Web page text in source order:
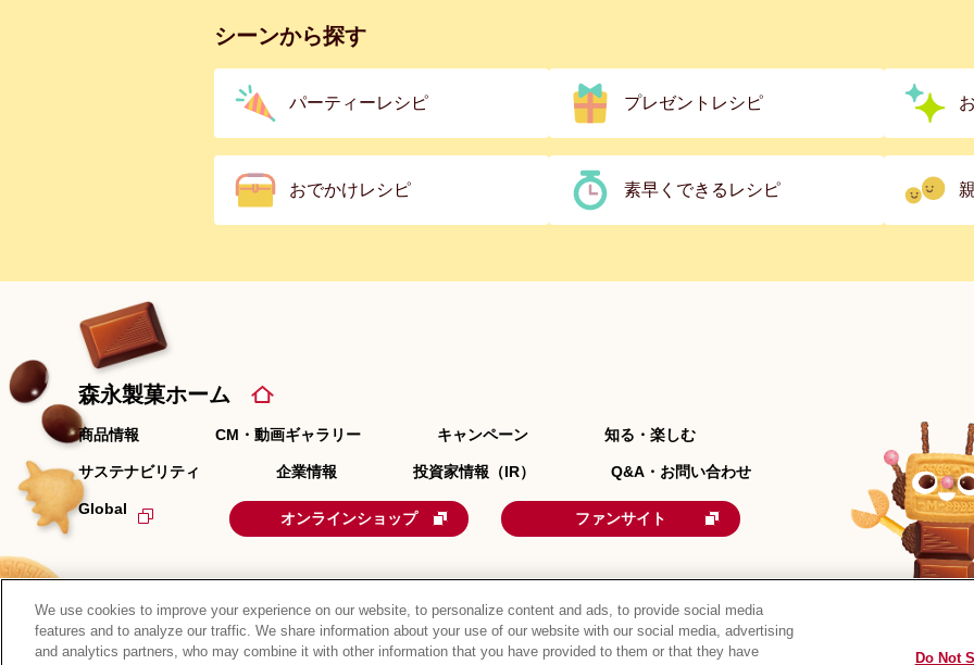
シーンから探す
パーティーレシピ プレゼントレシピ
おでかけレシピ 素早くできるレシピ
森永製菓ホーム
商品情報 CM・動画ギャラリー キャンペーン 知る・楽しむ
サステナビリティ 企業情報 投資家情報（IR） Q&A・お問い合わせ
Global
オンラインショップ ファンサイト
We use cookies to improve your experience on our website, to personalize content and ads, to provide social media
features and to analyze our traffic. We share information about your use of our website with our social media, advertising
and analytics partners, who may combine it with other information that you have provided to them or that they have
Do Not